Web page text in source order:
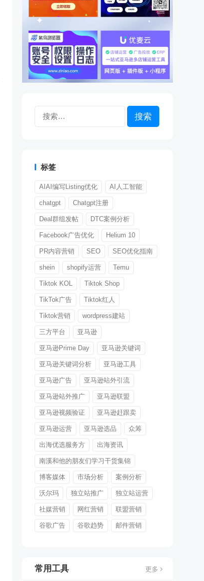
标签
AIAI编写Listing优化 AI人工智能
chatgpt Chatgpt注册
Deal群组发帖 DTC案例分析
Facebook广告优化 Helium 10
PR内容营销 SEO SEO优化指南
shein shopify运营 Temu
Tiktok KOL Tiktok Shop
TikTok广告 Tiktok红人
Tiktok营销 wordpress建站
三方平台 亚马逊
亚马逊Prime Day 亚马逊关键词
亚马逊关键词分析 亚马逊工具
亚马逊广告 亚马逊站外引流
亚马逊站外推广 亚马逊联盟
亚马逊视频验证 亚马逊赶跟卖
亚马逊运营 亚马逊选品 众筹
出海优选服务方 出海资讯
南溪和他的朋友们学习干货集锦
博客媒体 市场分析 案例分析
沃尔玛 独立站推广 独立站运营
社媒营销 网红营销 联盟营销
谷歌广告 谷歌趋势 邮件营销
常用工具 更多